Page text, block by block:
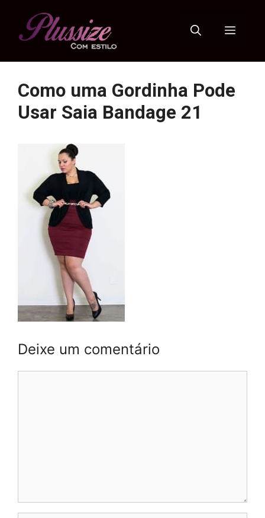
Menu
Como uma Gordinha Pode
Usar Saia Bandage 21
Deixe um comentário